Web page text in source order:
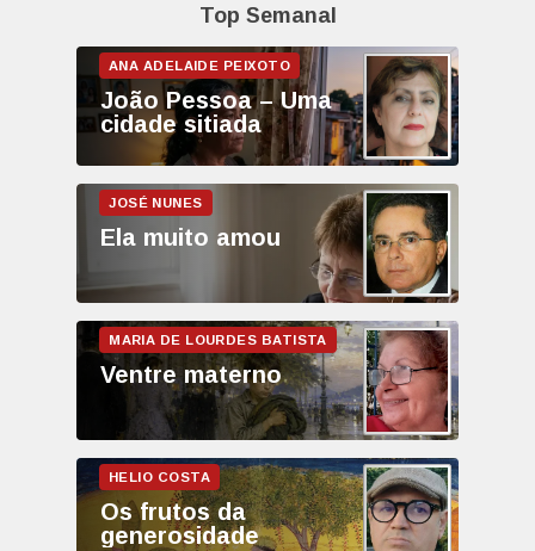
Top Semanal
João Pessoa – Uma
cidade sitiada
Ela muito amou
Ventre materno
Os frutos da
generosidade